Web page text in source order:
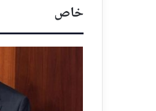
خاص